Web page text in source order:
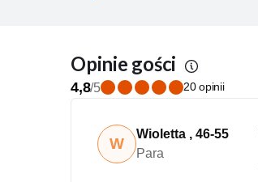
Opinie gości
4,8/5 20 opinii
W
Wioletta , 46-55
Para